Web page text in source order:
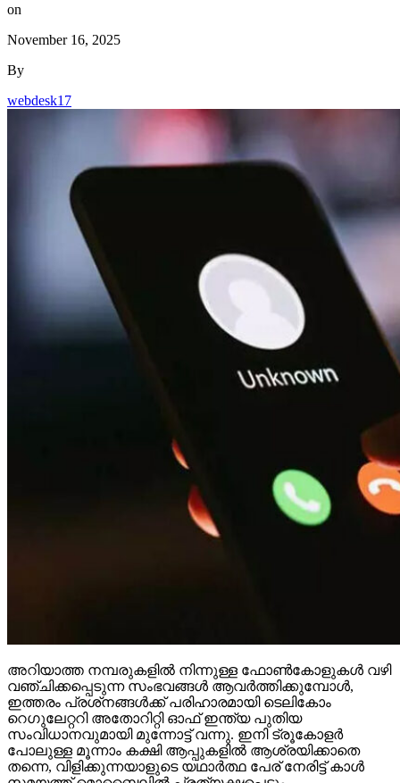
on
November 16, 2025
By
webdesk17
അറിയാത്ത നമ്പരുകളില്‍ നിന്നുള്ള ഫോണ്‍കോളുകള്‍ വഴി
വഞ്ചിക്കപ്പെടുന്ന സംഭവങ്ങള്‍ ആവര്‍ത്തിക്കുമ്പോള്‍,
ഇത്തരം പ്രശ്‌നങ്ങള്‍ക്ക് പരിഹാരമായി ടെലികോം
റെഗുലേറ്ററി അതോറിറ്റി ഓഫ് ഇന്ത്യ പുതിയ
സംവിധാനവുമായി മുന്നോട്ട് വന്നു. ഇനി ട്രൂകോളര്‍
പോലുള്ള മൂന്നാം കക്ഷി ആപ്പുകളില്‍ ആശ്രയിക്കാതെ
തന്നെ, വിളിക്കുന്നയാളുടെ യഥാര്‍ത്ഥ പേര് നേരിട്ട് കാള്‍